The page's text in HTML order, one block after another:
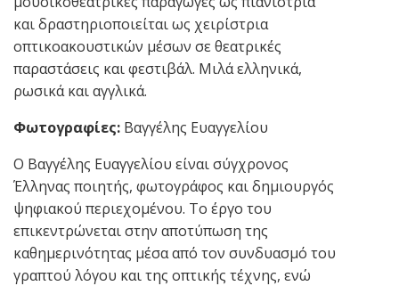
και δραστηριοποιείται ως χειρίστρια
οπτικοακουστικών μέσων σε θεατρικές
παραστάσεις και φεστιβάλ. Μιλά ελληνικά,
ρωσικά και αγγλικά.
Φωτογραφίες: Βαγγέλης Ευαγγελίου
Ο Βαγγέλης Ευαγγελίου είναι σύγχρονος
Έλληνας ⁠ποιητής, φωτογράφος και δημιουργός
ψηφιακού περιεχομένου. Το έργο του
επικεντρώνεται στην αποτύπωση της
καθημερινότητας μέσα από τον συνδυασμό του
γραπτού λόγου και της οπτικής τέχνης, ενώ